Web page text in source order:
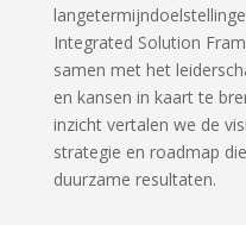
Integrated Solution
samen met het
en kansen in kaart te
inzicht vertalen we de
strategie en roadmap
duurzame resultaten.